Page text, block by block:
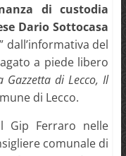
di custodia
Dario Sottocasa
dall’informativa del
a piede libero
Gazzetta di Lecco, Il
di Lecco.
Gip Ferraro nelle
comunale di